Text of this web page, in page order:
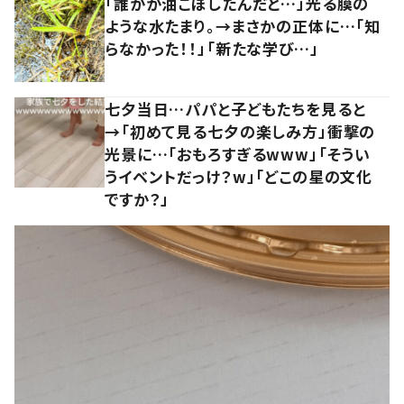
ような水たまり。→まさかの正体に…「知
らなかった！！」「新たな学び…」
七夕当日…パパと子どもたちを見ると
→「初めて見る七夕の楽しみ方」衝撃の
光景に…「おもろすぎるwww」「そうい
うイベントだっけ？w」「どこの星の文化
ですか？」